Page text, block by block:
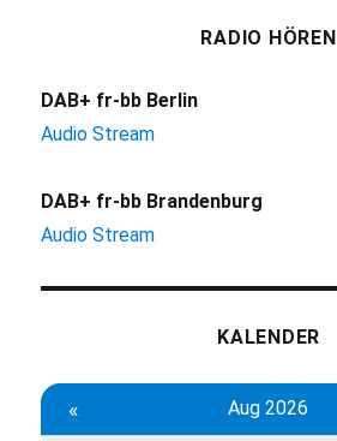
RADIO HÖREN
DAB+ fr-bb Berlin
Audio Stream
DAB+ fr-bb Brandenburg
Audio Stream
KALENDER
« Aug 2026